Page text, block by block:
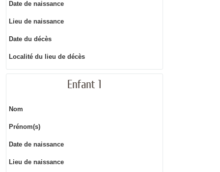
Date de naissance
Lieu de naissance
Date du décès
Localité du lieu de décès
Enfant 1
Nom
Prénom(s)
Date de naissance
Lieu de naissance